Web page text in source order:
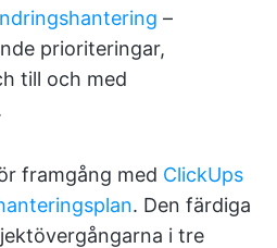
–
prioriteringar,
till och med
framgång med ClickUps
. Den färdiga
i tre